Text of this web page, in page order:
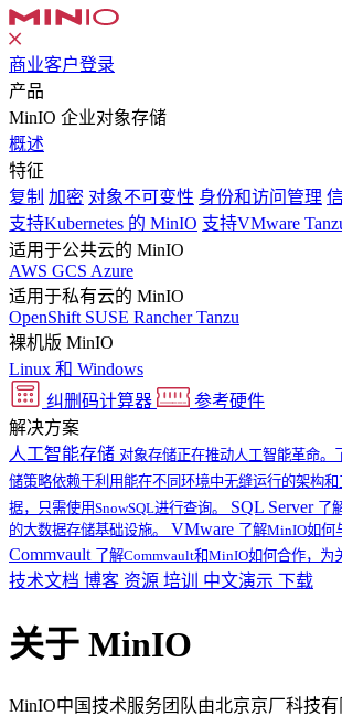
商业客户登录
产品
MinIO 企业对象存储
概述
特征
复制 加密 对象不可变性 身份和访问管理
支持Kubernetes 的 MinIO 支持VMware
适用于公共云的 MinIO
AWS GCS Azure
适用于私有云的 MinIO
OpenShift SUSE RancherTanzu
裸机版 MinIO
Linux 和 Windows
纠删码计算器
参考硬件
解决方案
人工智能存储 对象存储正在推动人工智能革命。
储策略依赖于利用能在不同环境中无缝运行的架构和
据，只需使用SnowSQL进行查询。
SQL Server 了
的大数据存储基础设施。
VMware 了解MinIO如
Commvault 了解Commvault和MinIO如何合作，
技术文档 博客 资源 培训 中文演示 下载
关于 MinIO
MinIO中国技术服务团队由北京京厂科技